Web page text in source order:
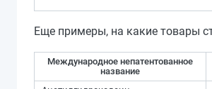
Еще примеры, на какие товары
Международное непатентованное
название